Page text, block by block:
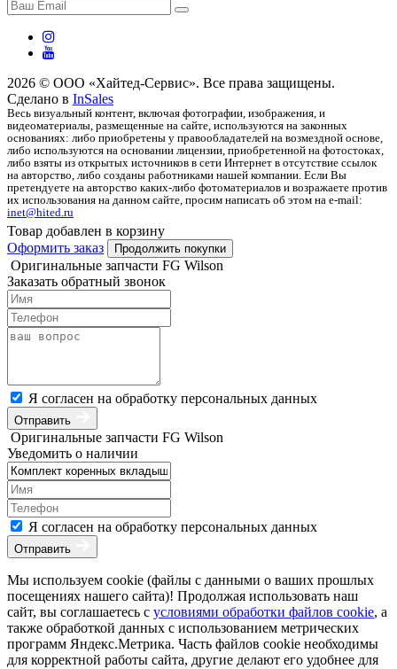
2026 © ООО «Хайтед-Сервис». Все права защищены.
Сделано в InSales
Весь визуальный контент, включая фотографии, изображения, и
видеоматериалы, размещенные на сайте, используются на законных
основаниях: либо приобретены у правообладателей на возмездной основе,
либо используются на основании лицензии, приобретенной на фотостоках,
либо взяты из открытых источников в сети Интернет в отсутствие ссылок
на авторство, либо созданы работниками нашей компании. Если Вы
претендуете на авторство каких-либо фотоматериалов и возражаете против
их использования на данном сайте, просим написать об этом на e-mail:
inet@hited.ru
Товар добавлен в корзину
Оформить заказ
Продолжить покупки
Оригинальные запчасти FG Wilson
Заказать обратный звонок
Я согласен на обработку персональных данных
Отправить
Оригинальные запчасти FG Wilson
Уведомить о наличии
Я согласен на обработку персональных данных
Отправить
Мы используем cookie (файлы с данными о ваших прошлых
посещениях нашего сайта)! Продолжая использовать наш
сайт, вы соглашаетесь с условиями обработки файлов cookie, а
также обработкой данных с использованием метрических
программ Яндекс.Метрика. Часть файлов cookie необходимы
для корректной работы сайта, другие делают его удобнее для